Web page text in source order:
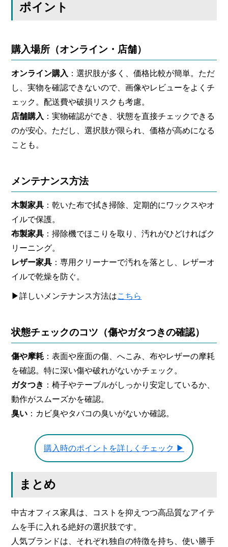
ポイント
購入場所（オンライン・店舗）
オンライン購入 ：選択肢が多く、価格比較が簡単。ただ
し、実物を確認できないので、画像やレビューをよくチ
ェック。配送費や破損リスクも考慮。
店舗購入 ：実物確認ができ、状態を直接チェックできる
のが安心。ただし、選択肢が限られ、価格が高めになる
ことも。
メンテナンス方法
木製家具 ：乾いた布で拭き掃除、定期的にワックスやオ
イルで保護。
布製家具 ：掃除機でほこりを取り、汚れがひどければク
リーニング。
レザー家具 ：専用クリーナーで汚れを落とし、レザーオ
イルで乾燥を防ぐ。
▶詳しいメンテナンス方法はこちら
状態チェックのコツ（傷やガタつきの確認）
傷や摩耗 ：表面や座面の傷、へこみ、布やレザーの摩耗
を確認。特に深い傷や破れがないかチェック。
ガタつき ：椅子やテーブルがしっかり安定しているか、
動作がスムーズかを確認。
臭い ：カビ臭やタバコの臭いがないか確認。
購入時のポイントを詳しくチェック ▶
まとめ
中古オフィス家具は、コストを抑えつつ高品質なアイテ
ムを手に入れる絶好の選択肢です。
人気ブランドは、それぞれ独自の特徴を持ち、使い勝手